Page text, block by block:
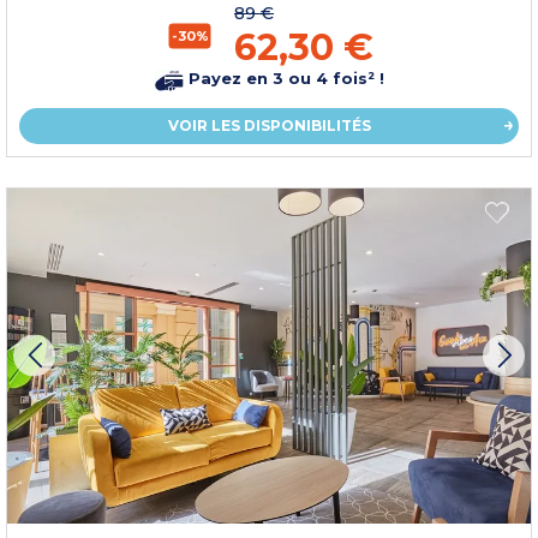
-30%
89 €
62,30 €
Payez en 3 ou 4 fois² !
VOIR LES DISPONIBILITÉS